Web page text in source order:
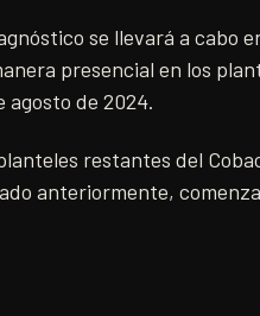
se llevará a cabo
presencial en los
agosto de 2024.
restantes del
anteriormente,